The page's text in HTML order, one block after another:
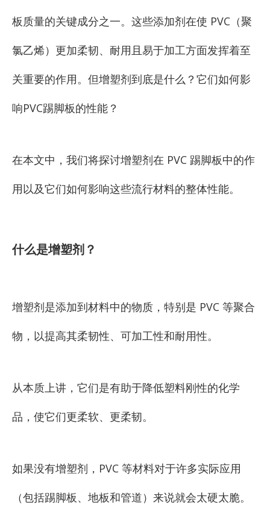
板质量的关键成分之一。这些添加剂在使 PVC（聚
氯乙烯）更加柔韧、耐用且易于加工方面发挥着至
关重要的作用。但增塑剂到底是什么？它们如何影
响PVC踢脚板的性能？
在本文中，我们将探讨增塑剂在 PVC 踢脚板中的作
用以及它们如何影响这些流行材料的整体性能。
什么是增塑剂？
增塑剂是添加到材料中的物质，特别是 PVC 等聚合
物，以提高其柔韧性、可加工性和耐用性。
从本质上讲，它们是有助于降低塑料刚性的化学
品，使它们更柔软、更柔韧。
如果没有增塑剂，PVC 等材料对于许多实际应用
（包括踢脚板、地板和管道）来说就会太硬太脆。